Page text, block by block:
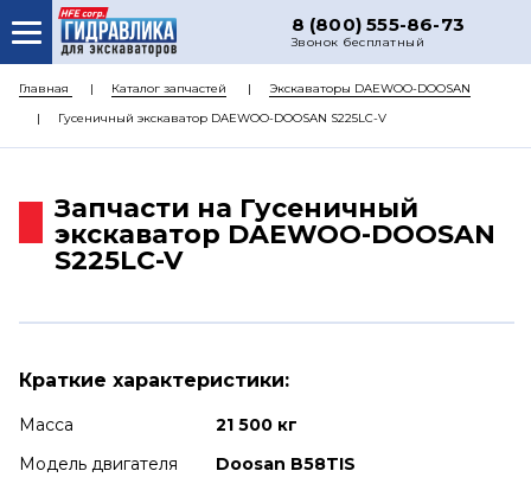
8 (800) 555-86-73
Звонок бесплатный
О НАС
КАТАЛОГ ЗАПЧАСТЕЙ
ДОСТАВКА
Главная Каталог запчастей
Экскаваторы DAEWOO-DOOSAN
Гусеничный экскаватор DAEWOO-DOOSAN S225LC-V
Запчасти на Гусеничный
экскаватор DAEWOO-DOOSAN
S225LC-V
Краткие характеристики:
Масса
21 500 кг
Модель двигателя
Doosan B58TIS